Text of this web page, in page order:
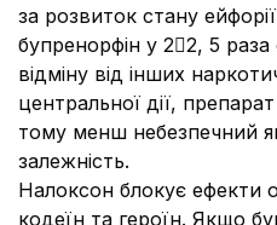
за розвиток стану
бупренорфін у 22, 5
відміну від інших
центральної дії,
тому менш небезпечний
залежність.
Налоксон блокує ефекти
кодеїн та героїн. Якщо